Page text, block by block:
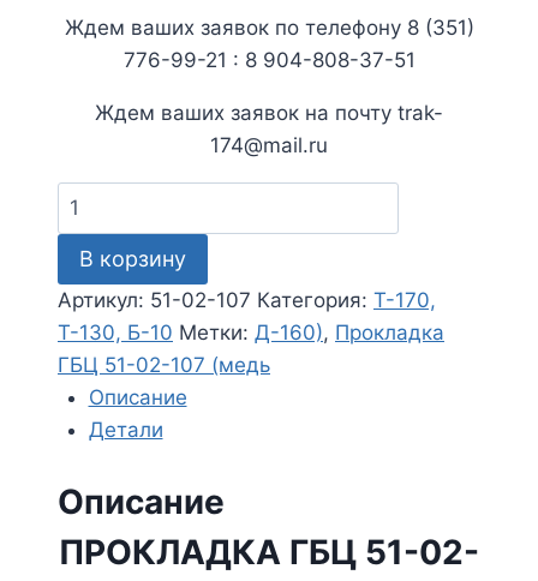
Ждем ваших заявок по телефону 8 (351)
776-99-21 : 8 904-808-37-51
Ждем ваших заявок на почту trak-
174@mail.ru
Количество
товара
Прокладка
ГБЦ
51-
02-
107
(медь
В корзину
Артикул: 51-02-107 Категория: Т-170,
Т-130, Б-10 Метки: Д-160), Прокладка
ГБЦ 51-02-107 (медь
Описание
Детали
Описание
ПРОКЛАДКА ГБЦ 51-02-